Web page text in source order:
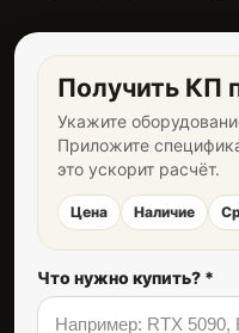
Получить КП
Укажите
Приложите
это ускорит расчёт.
Цена Наличие
Что нужно купить? *